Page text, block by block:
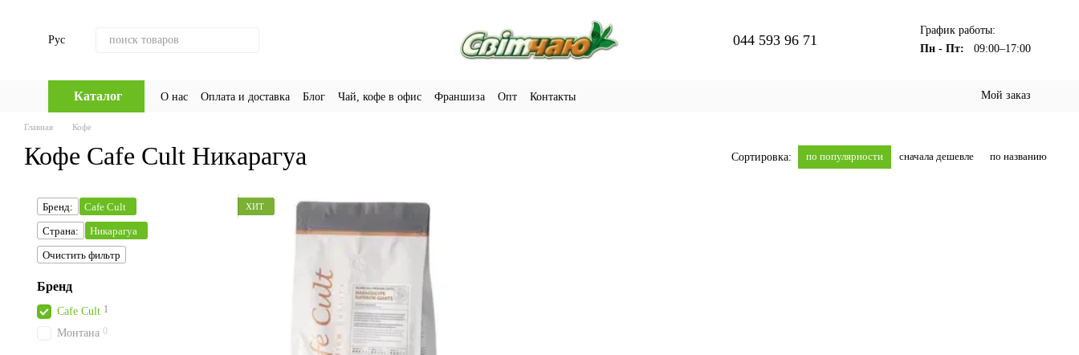
Рус 044 593 96 71
График работы:
Пн - Пт:
09:00–17:00
Каталог О нас Оплата и доставка Блог Чай, кофе в офис Франшиза Опт Контакты Мой заказ
Главная Кофе
Кофе Cafe Cult Никарагуа Сортировка: по популярности сначала дешевле по названию
ХИТ
Бренд:
Cafe Cult
Страна:
Никарагуа
Очистить фильтр
Бренд
Cafe Cult 1
Монтана 0